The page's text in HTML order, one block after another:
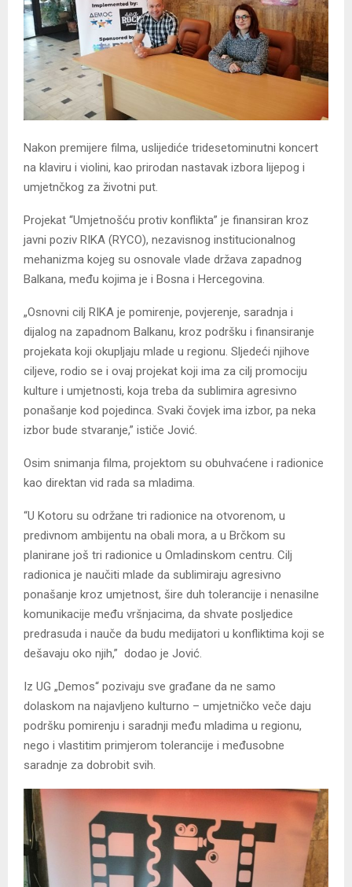
Nakon premijere filma, uslijediće tridesetominutni koncert
na klaviru i violini, kao prirodan nastavak izbora lijepog i
umjetnčkog za životni put.
Projekat “Umjetnošću protiv konflikta” je finansiran kroz
javni poziv RIKA (RYCO), nezavisnog institucionalnog
mehanizma kojeg su osnovale vlade država zapadnog
Balkana, među kojima je i Bosna i Hercegovina.
„Osnovni cilj RIKA je pomirenje, povjerenje, saradnja i
dijalog na zapadnom Balkanu, kroz podršku i finansiranje
projekata koji okupljaju mlade u regionu. Sljedeći njihove
ciljeve, rodio se i ovaj projekat koji ima za cilj promociju
kulture i umjetnosti, koja treba da sublimira agresivno
ponašanje kod pojedinca. Svaki čovjek ima izbor, pa neka
izbor bude stvaranje,” ističe Jović.
Osim snimanja filma, projektom su obuhvaćene i radionice
kao direktan vid rada sa mladima.
“U Kotoru su održane tri radionice na otvorenom, u
predivnom ambijentu na obali mora, a u Brčkom su
planirane još tri radionice u Omladinskom centru. Cilj
radionica je naučiti mlade da sublimiraju agresivno
ponašanje kroz umjetnost, šire duh tolerancije i nenasilne
komunikacije među vršnjacima, da shvate posljedice
predrasuda i nauče da budu medijatori u konfliktima koji se
dešavaju oko njih,” dodao je Jović.
Iz UG „Demos“ pozivaju sve građane da ne samo
dolaskom na najavljeno kulturno – umjetničko veče daju
podršku pomirenju i saradnji među mladima u regionu,
nego i vlastitim primjerom tolerancije i međusobne
saradnje za dobrobit svih.